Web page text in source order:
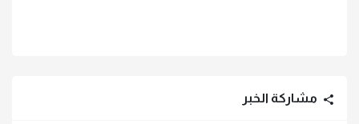
مشاركة الخبر